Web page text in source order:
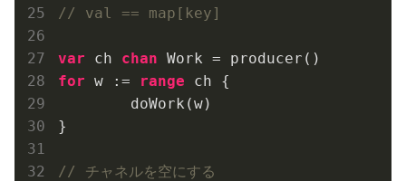
// val == map[key]
var ch chan
for w := range ch {
}
// チャネルを空にする